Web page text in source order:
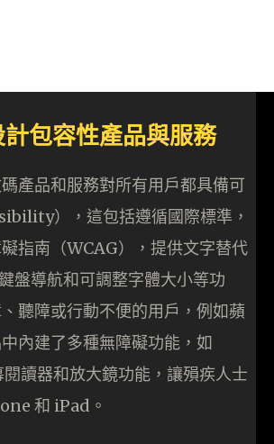
包容性產品與服務
產品和服務對所有用戶都具備可
），這包括遵循國際標準，
指南（WCAG），提供文字替代
盤導航和可調整字體大小等功
聽障或行動不便的用戶，例如蘋
內建了多種無障礙功能，如
讀器和放大鏡功能，讓殞疾人士
和 iPad。